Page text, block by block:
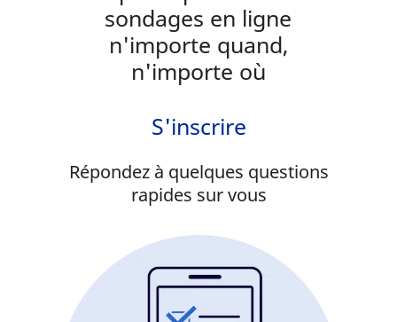
sondages en ligne
n'importe quand,
n'importe où
S'inscrire
Répondez à quelques questions
rapides sur vous